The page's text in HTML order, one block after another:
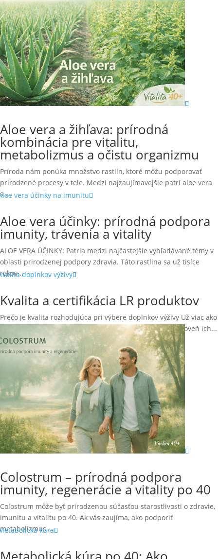
Aloe vera a žihľava: prírodná
kombinácia pre vitalitu,
metabolizmus a očistu organizmu
Príroda nám ponúka množstvo rastlín, ktoré môžu podporovať
prirodzené procesy v tele. Medzi najzaujímavejšie patrí aloe vera
a...
Aloe vera účinky: prírodná podpora
imunity, trávenia a vitality
ALOE VERA ÚČINKY: Patria medzi najčastejšie vyhľadávané témy v
oblasti prirodzenej podpory zdravia. Táto rastlina sa už tisíce
rokov...
Kvalita a certifikácia LR produktov
Prečo je kvalita rozhodujúca pri výbere doplnkov výživy Už viac ako
20 rokov pracujem s produktmi LR Health & Beauty a zároveň ich...
Colostrum – prírodná podpora
imunity, regenerácie a vitality po 40
Colostrum môže byť prirodzenou súčasťou starostlivosti o zdravie,
imunitu a vitalitu po 40. Ak vás zaujíma, ako podporiť
metabolizmus,...